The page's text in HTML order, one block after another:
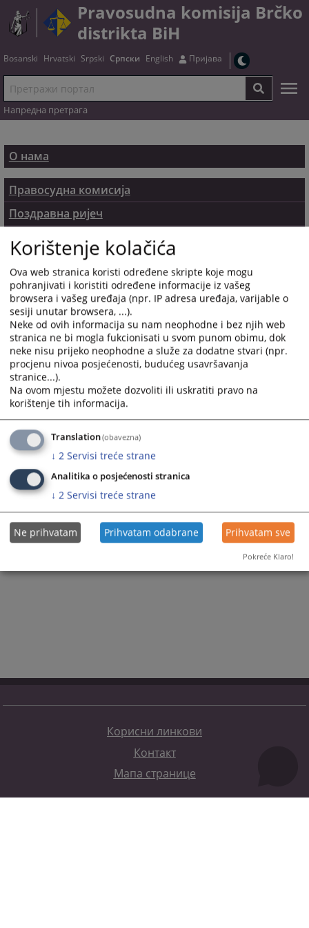
Pravosudna komisija Brčko
distrikta BiH
Bosanski Hrvatski Srpski Српски English Пријава
Напредна претрага
О нама
Правосудна комисија
Поздравна ријеч
Контакт
Корисни линкови
Контакт
Мапа странице
Korištenje kolačića
Ova web stranica koristi određene skripte koje mogu
pohranjivati i koristiti određene informacije iz vašeg
browsera i vašeg uređaja (npr. IP adresa uređaja, varijable o
sesiji unutar browsera, ...).
Neke od ovih informacija su nam neophodne i bez njih web
stranica ne bi mogla fukcionisati u svom punom obimu, dok
neke nisu prijeko neophodne a služe za dodatne stvari (npr.
procjenu nivoa posjećenosti, budućeg usavršavanja
stranice...).
Na ovom mjestu možete dozvoliti ili uskratiti pravo na
korištenje tih informacija.
Translation(obavezna)
↓ 2 Servisi treće strane
Analitika o posjećenosti stranica
↓ 2 Servisi treće strane
Ne prihvatam Prihvatam odabrane Prihvatam sve
Pokreće Klaro!